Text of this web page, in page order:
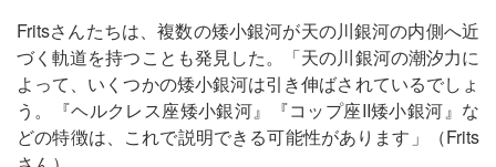
Fritsさんたちは、複数の矮小銀河が天の川銀河の内側へ近
づく軌道を持つことも発見した。「天の川銀河の潮汐力に
よって、いくつかの矮小銀河は引き伸ばされているでしょ
う。『ヘルクレス座矮小銀河』『コップ座II矮小銀河』な
どの特徴は、これで説明できる可能性があります」（Frits